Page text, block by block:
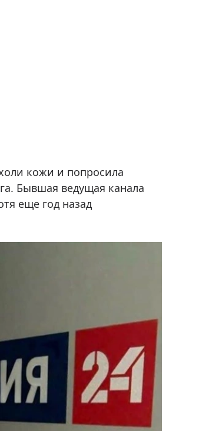
кожи и попросила
Бывшая ведущая канала
еще год назад